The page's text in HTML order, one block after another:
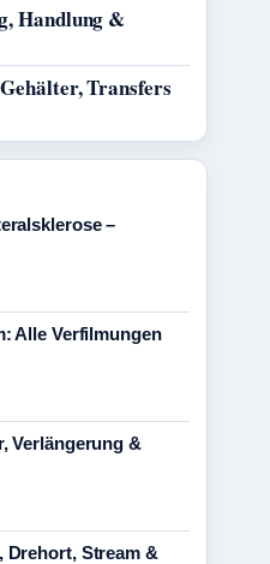
Handlung &
Transfers
–
Alle Verfilmungen
Verlängerung &
Drehort, Stream &